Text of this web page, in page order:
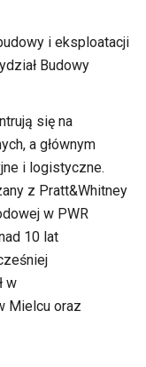
i eksploatacji
Budowy
się na
a głównym
i logistyczne.
z Pratt&Whitney
w PWR
10 lat
w
Mielcu oraz